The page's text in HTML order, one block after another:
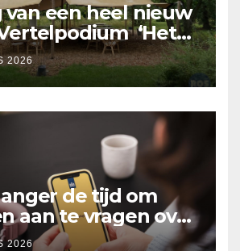
van een heel nieuw
‘Het
Vuur’. Landelijke
in Bomentuin D’n
2026
de tijd om
aan te vragen over
2026